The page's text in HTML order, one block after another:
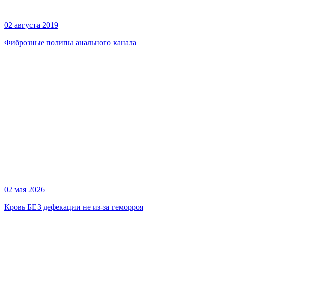
02 августа 2019
Фиброзные полипы анального канала
02 мая 2026
Кровь БЕЗ дефекации не из-за геморроя